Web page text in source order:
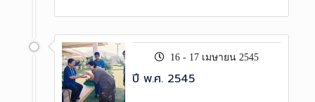
16 - 17 เมษายน 2545
ปี พ.ศ. 2545